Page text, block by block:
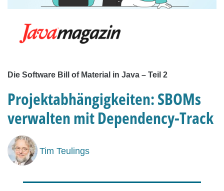
Die Software Bill of Material in Java – Teil 2
Projektabhängigkeiten: SBOMs
verwalten mit Dependency-Track
Tim Teulings